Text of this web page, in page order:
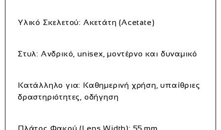
Υλικό Σκελετού: Ακετάτη (Acetate)
Στυλ: Ανδρικό, unisex, μοντέρνο και δυναμικό
Κατάλληλο για: Καθημερινή χρήση, υπαίθριες
δραστηριότητες, οδήγηση
Πλάτος Φακού (Lens Width): 55 mm